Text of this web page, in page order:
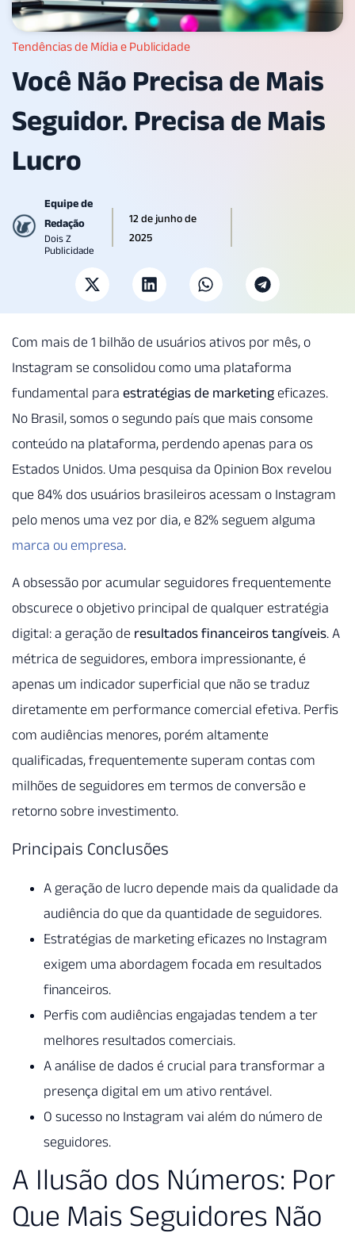
Tendências de Mídia e Publicidade
Você Não Precisa de Mais
Seguidor. Precisa de Mais
Lucro
Equipe de
Redação
Dois Z
Publicidade
12 de junho de
2025
Com mais de 1 bilhão de usuários ativos por mês, o
Instagram se consolidou como uma plataforma
fundamental para estratégias de marketingeficazes.
No Brasil, somos o segundo país que mais consome
conteúdo na plataforma, perdendo apenas para os
Estados Unidos. Uma pesquisa da Opinion Box revelou
que 84% dos usuários brasileiros acessam o Instagram
pelo menos uma vez por dia, e 82% seguem alguma
marca ou empresa.
A obsessão por acumular seguidores frequentemente
obscurece o objetivo principal de qualquer estratégia
digital: a geração de resultados financeiros tangíveis. A
métrica de seguidores, embora impressionante, é
apenas um indicador superficial que não se traduz
diretamente em performance comercial efetiva. Perfis
com audiências menores, porém altamente
qualificadas, frequentemente superam contas com
milhões de seguidores em termos de conversão e
retorno sobre investimento.
Principais Conclusões
A geração de lucro depende mais da qualidade da
audiência do que da quantidade de seguidores.
Estratégias de marketing eficazes no Instagram
exigem uma abordagem focada em resultados
financeiros.
Perfis com audiências engajadas tendem a ter
melhores resultados comerciais.
A análise de dados é crucial para transformar a
presença digital em um ativo rentável.
O sucesso no Instagram vai além do número de
seguidores.
A Ilusão dos Números: Por
Que Mais Seguidores Não